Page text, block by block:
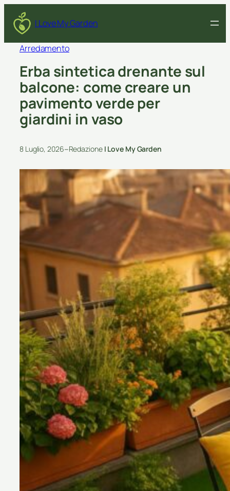
I Love My Garden
Arredamento
Erba sintetica drenante sul
balcone: come creare un
pavimento verde per
giardini in vaso
8 Luglio, 2026–Redazione I Love My Garden